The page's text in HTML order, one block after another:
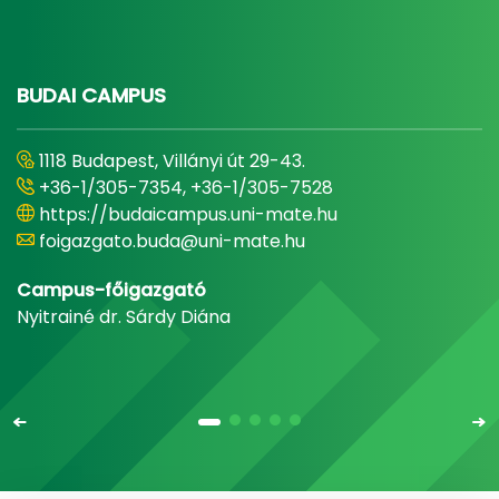
BUDAI CAMPUS
1118 Budapest, Villányi út 29-43.
+36-1/305-7354, +36-1/305-7528
https://budaicampus.uni-mate.hu
foigazgato.buda@uni-mate.hu
Campus-főigazgató
Nyitrainé dr. Sárdy Diána